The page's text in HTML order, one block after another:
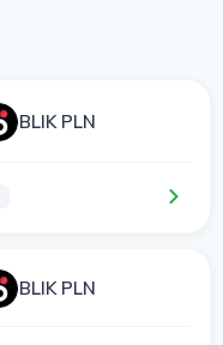
BLIK PLN
BLIK PLN